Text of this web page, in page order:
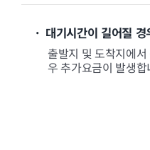
· 대기시간이 길어질 경
출발지 및 도착지에
우 추가요금이 발생합